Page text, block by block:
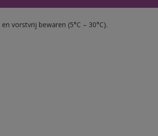
vorstvrij bewaren (5°C – 30°C).